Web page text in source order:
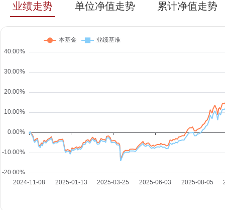
业绩走势 单位净值走势 累计净值走势